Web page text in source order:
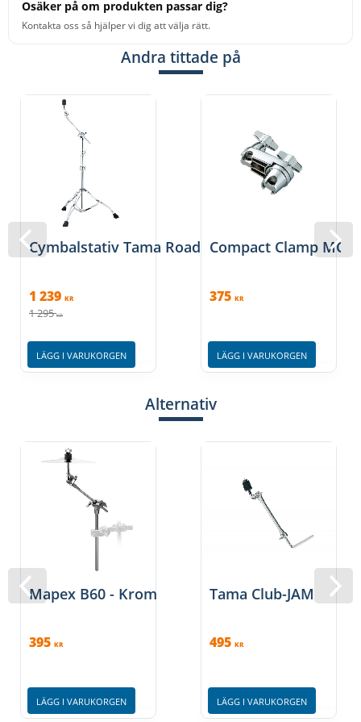
Osäker på om produkten passar dig?
Kontakta oss så hjälper vi dig att välja rätt.
Andra tittade på
Cymbalstativ Tama Roadpro HC83BW
1 239 KR
1 295 KR
LÄGG I VARUKORGEN
Compact Clamp MC5
375 KR
LÄGG I VARUKORGEN
Alternativ
Mapex B60 - Krom
395 KR
LÄGG I VARUKORGEN
Tama Club-JAM
495 KR
LÄGG I VARUKORGEN